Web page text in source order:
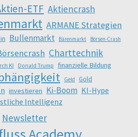
ETF Aktiencrash
ARMANE Strategien
Bullenmarkt Bärenmarkt Börsen-Crash
Charttechnik
KI Donald Trump finanzielle Bildung
Geld Gold
investieren Ki-Boom KI-Hype
Intelligenz
Newsletter